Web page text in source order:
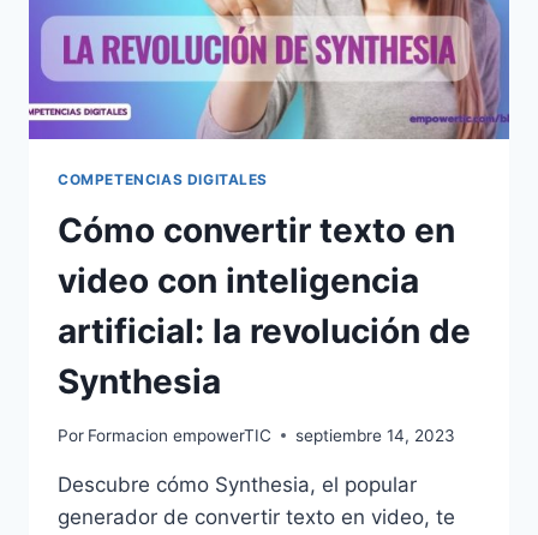
COMPETENCIAS DIGITALES
Cómo convertir texto en
video con inteligencia
artificial: la revolución de
Synthesia
Por Formacion empowerTIC septiembre 14, 2023
Descubre cómo Synthesia, el popular
generador de convertir texto en video, te